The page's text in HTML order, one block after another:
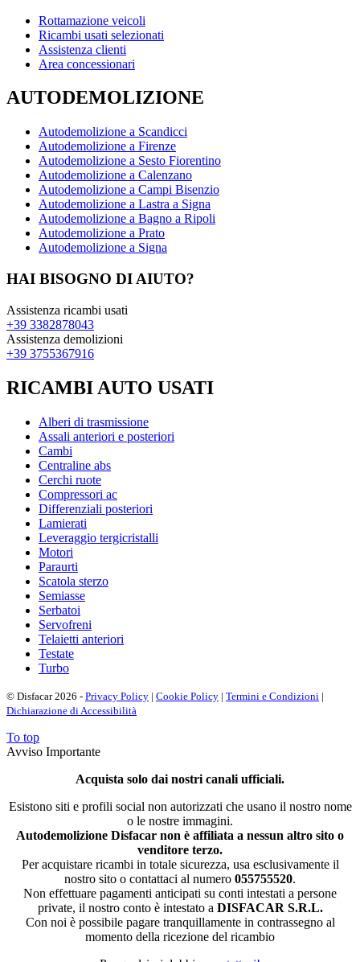
Rottamazione veicoli
Ricambi usati selezionati
Assistenza clienti
Area concessionari
AUTODEMOLIZIONE
Autodemolizione a Scandicci
Autodemolizione a Firenze
Autodemolizione a Sesto Fiorentino
Autodemolizione a Calenzano
Autodemolizione a Campi Bisenzio
Autodemolizione a Lastra a Signa
Autodemolizione a Bagno a Ripoli
Autodemolizione a Prato
Autodemolizione a Signa
HAI BISOGNO DI AIUTO?
Assistenza ricambi usati
+39 3382878043
Assistenza demolizioni
+39 3755367916
RICAMBI AUTO USATI
Alberi di trasmissione
Assali anteriori e posteriori
Cambi
Centraline abs
Cerchi ruote
Compressori ac
Differenziali posteriori
Lamierati
Leveraggio tergicristalli
Motori
Paraurti
Scatola sterzo
Semiasse
Serbatoi
Servofreni
Telaietti anteriori
Testate
Turbo
© Disfacar 2026 - Privacy Policy | Cookie Policy | Termini e Condizioni |
Dichiarazione di Accessibilità
To top
Avviso Importante
Acquista solo dai nostri canali ufficiali.
Esistono siti e profili social non autorizzati che usano il nostro nome
o le nostre immagini.
Autodemolizione Disfacar non è affiliata a nessun altro sito o
venditore terzo.
Per acquistare ricambi in totale sicurezza, usa esclusivamente il
nostro sito o contattaci al numero 055755520.
Non effettuare pagamenti anticipati su conti intestati a persone
private, il nostro conto è intestato a DISFACAR S.R.L.
Con noi è possibile pagare tranquillamente in contrassegno al
momento della ricezione del ricambio